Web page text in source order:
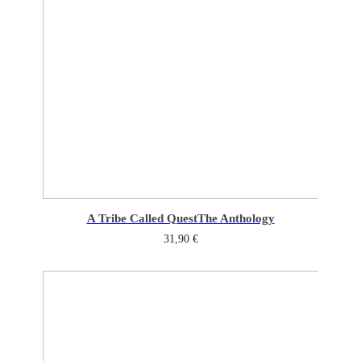
A Tribe Called QuestThe Anthology
31,90 €